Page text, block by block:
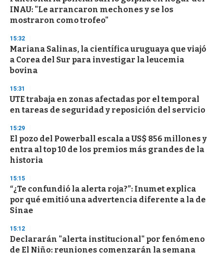
INAU: "Le arrancaron mechones y se los
mostraron como trofeo"
15:32
Mariana Salinas, la científica uruguaya que viajó
a Corea del Sur para investigar la leucemia
bovina
15:31
UTE trabaja en zonas afectadas por el temporal
en tareas de seguridad y reposición del servicio
15:29
El pozo del Powerball escala a US$ 856 millones y
entra al top 10 de los premios más grandes de la
historia
15:15
“¿Te confundió la alerta roja?”: Inumet explica
por qué emitió una advertencia diferente a la de
Sinae
15:12
Declararán "alerta institucional" por fenómeno
de El Niño: reuniones comenzarán la semana